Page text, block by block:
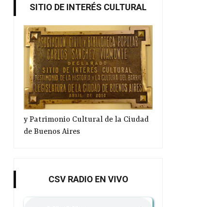
SITIO DE INTERÉS CULTURAL
y Patrimonio Cultural de la Ciudad
de Buenos Aires
CSV RADIO EN VIVO